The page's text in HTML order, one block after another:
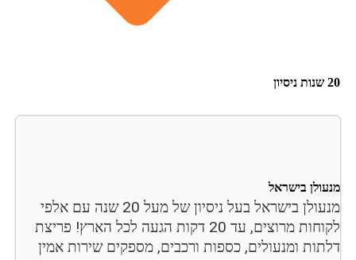
20 שנות ניסיון
מנעולן בישראל
מנעולן בישראל בעל ניסיון של מעל 20 שנה עם אלפי
לקוחות מרוצים, עד 20 דקות הגעה לכל הארץ! פריצת
דלתות ומנעולים, כספות ורכבים, מספקים שירות אמין